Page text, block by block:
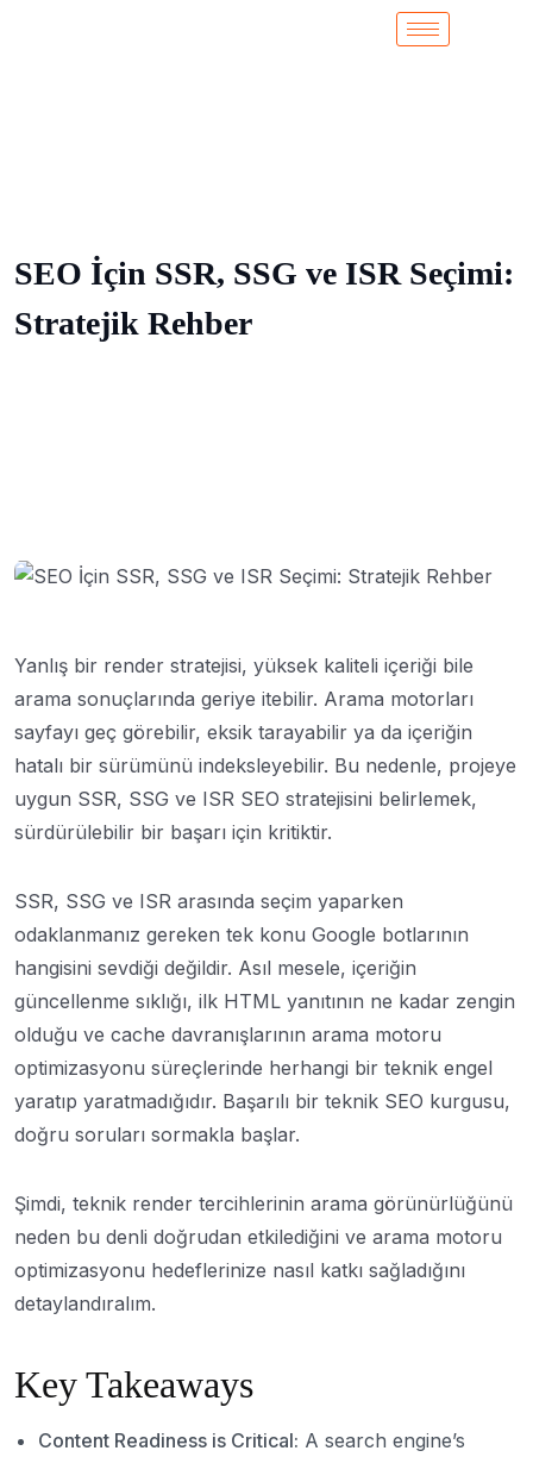
SEO İçin SSR, SSG ve ISR Seçimi:
Stratejik Rehber
Yanlış bir render stratejisi, yüksek kaliteli içeriği bile
arama sonuçlarında geriye itebilir. Arama motorları
sayfayı geç görebilir, eksik tarayabilir ya da içeriğin
hatalı bir sürümünü indeksleyebilir. Bu nedenle, projeye
uygun SSR, SSG ve ISR SEO stratejisini belirlemek,
sürdürülebilir bir başarı için kritiktir.
SSR, SSG ve ISR arasında seçim yaparken
odaklanmanız gereken tek konu Google botlarının
hangisini sevdiği değildir. Asıl mesele, içeriğin
güncellenme sıklığı, ilk HTML yanıtının ne kadar zengin
olduğu ve cache davranışlarının arama motoru
optimizasyonu süreçlerinde herhangi bir teknik engel
yaratıp yaratmadığıdır. Başarılı bir teknik SEO kurgusu,
doğru soruları sormakla başlar.
Şimdi, teknik render tercihlerinin arama görünürlüğünü
neden bu denli doğrudan etkilediğini ve arama motoru
optimizasyonu hedeflerinize nasıl katkı sağladığını
detaylandıralım.
Key Takeaways
Content Readiness is Critical: A search engine’s